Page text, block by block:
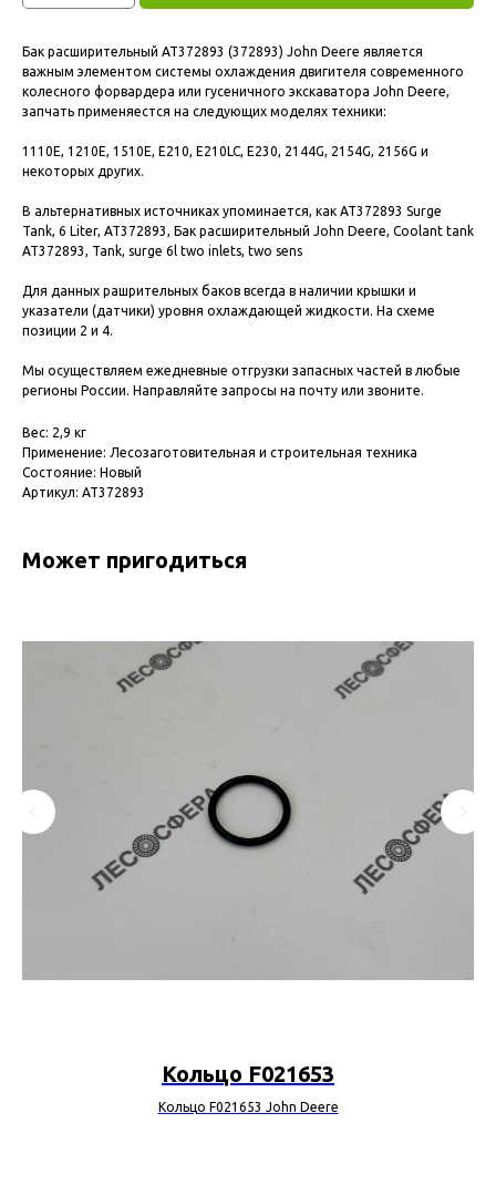
Бак расширительный AT372893 (372893) John Deere является
важным элементом системы охлаждения двигителя современного
колесного форвардера или гусеничного экскаватора John Deere,
запчать применяестся на следующих моделях техники:
1110E, 1210E, 1510E, E210, E210LC, E230, 2144G, 2154G, 2156G и
некоторых других.
В альтернативных источниках упоминается, как AT372893 Surge
Tank, 6 Liter, AT372893, Бак расширительный John Deere, Coolant tank
AT372893, Tank, surge 6l two inlets, two sens
Для данных рашрительных баков всегда в наличии крышки и
указатели (датчики) уровня охлаждающей жидкости. На схеме
позиции 2 и 4.
Мы осуществляем ежедневные отгрузки запасных частей в любые
регионы России. Направляйте запросы на почту или звоните.
Вес: 2,9 кг
Применение: Лесозаготовительная и строительная техника
Состояние: Новый
Артикул: AT372893
Может пригодиться
Кольцо F021653
Кольцо F021653 John Deere